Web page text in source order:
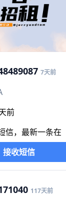
7天前
前
信，最新一条在
接收短信
117天前